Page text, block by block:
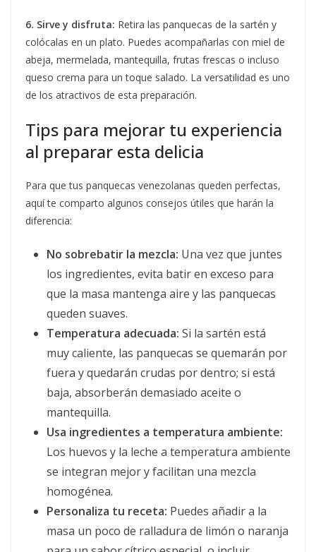
6. Sirve y disfruta: Retira las panquecas de la sartén y
colócalas en un plato. Puedes acompañarlas con miel de
abeja, mermelada, mantequilla, frutas frescas o incluso
queso crema para un toque salado. La versatilidad es uno
de los atractivos de esta preparación.
Tips para mejorar tu experiencia
al preparar esta delicia
Para que tus panquecas venezolanas queden perfectas,
aquí te comparto algunos consejos útiles que harán la
diferencia:
No sobrebatir la mezcla: Una vez que juntes
los ingredientes, evita batir en exceso para
que la masa mantenga aire y las panquecas
queden suaves.
Temperatura adecuada: Si la sartén está
muy caliente, las panquecas se quemarán por
fuera y quedarán crudas por dentro; si está
baja, absorberán demasiado aceite o
mantequilla.
Usa ingredientes a temperatura ambiente:
Los huevos y la leche a temperatura ambiente
se integran mejor y facilitan una mezcla
homogénea.
Personaliza tu receta: Puedes añadir a la
masa un poco de ralladura de limón o naranja